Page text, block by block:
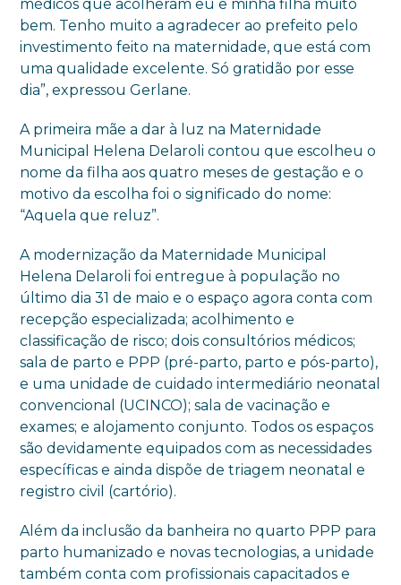
médicos que acolheram eu e minha filha muito
bem. Tenho muito a agradecer ao prefeito pelo
investimento feito na maternidade, que está com
uma qualidade excelente. Só gratidão por esse
dia”, expressou Gerlane.
A primeira mãe a dar à luz na Maternidade
Municipal Helena Delaroli contou que escolheu o
nome da filha aos quatro meses de gestação e o
motivo da escolha foi o significado do nome:
“Aquela que reluz”.
A modernização da Maternidade Municipal
Helena Delaroli foi entregue à população no
último dia 31 de maio e o espaço agora conta com
recepção especializada; acolhimento e
classificação de risco; dois consultórios médicos;
sala de parto e PPP (pré-parto, parto e pós-parto),
e uma unidade de cuidado intermediário neonatal
convencional (UCINCO); sala de vacinação e
exames; e alojamento conjunto. Todos os espaços
são devidamente equipados com as necessidades
específicas e ainda dispõe de triagem neonatal e
registro civil (cartório).
Além da inclusão da banheira no quarto PPP para
parto humanizado e novas tecnologias, a unidade
também conta com profissionais capacitados e